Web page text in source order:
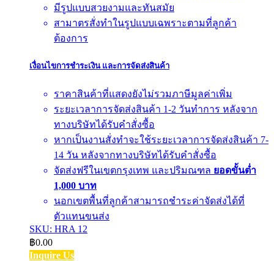
มีรูปแบบสวยงามและทันสมัย
สามาตรสั่งทำในรูปแบบเฉพราะตามที่ลูกค้า
ต้องการ
เงื่อนไขการชำระเงิน และการจัดส่งสินค้า
ราคาสินค้าที่แสดงยังไม่รวมภาษีมูลค่าเพิ่ม
ระยะเวลาการจัดส่งสินค้า 1-2 วันทำการ หลังจาก
ทางบริษัทได้รับคำสั่งซื้อ
หากเป็นงานสั่งทำจะใช้ระยะเวลาการจัดส่งสินค้า 7-
14 วัน หลังจากทางบริษัทได้รับคำสั่งซื้อ
จัดส่งฟรีในเขตกรุงเทพ และปริมณฑล ยอดขั้นต่ำ
1,000 บาท
นอกเขตพื้นที่ลูกค้าสามารถชำระค่าจัดส่งได้ที่
ตัวแทนขนส่ง
SKU: HRA 12
฿0.00
Inquire Us